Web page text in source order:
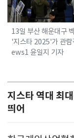
13일 부산 해운대구
'지스타 2025'가 관
ews1 윤일지 기자
지스타 역대 최
띄어